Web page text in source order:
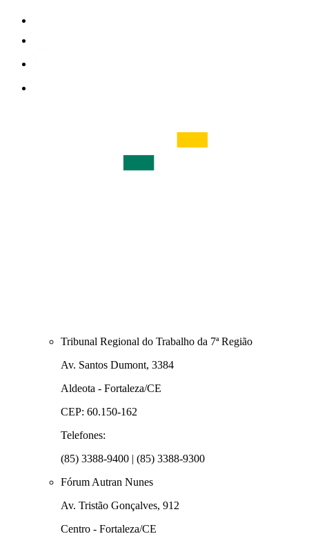
Tribunal Regional do Trabalho da 7ª Região
Av. Santos Dumont, 3384
Aldeota - Fortaleza/CE
CEP: 60.150-162
Telefones:
(85) 3388-9400 | (85) 3388-9300
Fórum Autran Nunes
Av. Tristão Gonçalves, 912
Centro - Fortaleza/CE